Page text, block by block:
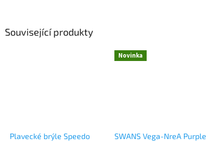
Související produkty
Plavecké brýle Speedo
Novinka
SWANS Vega-NreA Purple